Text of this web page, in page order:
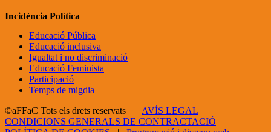
Incidència Política
Educació Pública
Educació inclusiva
Igualtat i no discriminació
Educació Feminista
Participació
Temps de migdia
©aFFaC Tots els drets reservats | AVÍS LEGAL |
CONDICIONS GENERALS DE CONTRACTACIÓ |